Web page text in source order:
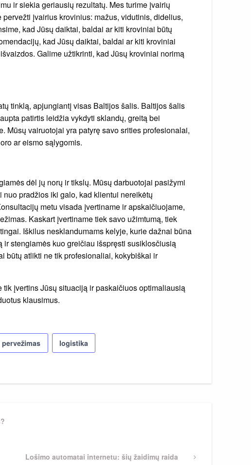
ir siekia geriausių rezultatų. Mes turime įvairių
įvairius krovinius: mažus, vidutinis, didelius,
kad Jūsų daiktai, baldai ar kiti kroviniai būtų
kad Jūsų daiktai, baldai ar kiti kroviniai
Galime užtikrinti, kad Jūsų kroviniai norimą
tinklą, apjungiantį visas Baltijos šalis. Baltijos šalis
patirtis leidžia vykdyti sklandų, greitą bei
Mūsų vairuotojai yra patyrę savo srities profesionalai,
ar eismo sąlygomis.
dėl jų norų ir tikslų. Mūsų darbuotojai pasižymi
pradžios iki galo, kad klientui nereikėtų
metu visada įvertiname ir apskaičiuojame,
Kaskart įvertiname tiek savo užimtumą, tiek
Iškilus nesklandumams kelyje, kurie dažnai būna
stengiamės kuo greičiau išspręsti susiklosčiusią
būtų atlikti ne tik profesionaliai, kokybiškai ir
tik įvertins Jūsų situaciją ir paskaičiuos optimaliausią
klausimus.
logistika
Next
Lošimo automatai internetu: šių žaidimų raida